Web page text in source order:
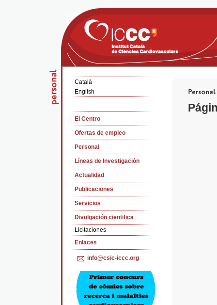
Català
English
El Centro
Ofertas de empleo
Personal
Líneas de Investigación
Actualidad
Publicaciones
Servicios
Divulgación cientifica
Licitaciones
Enlaces
info@csic-iccc.org